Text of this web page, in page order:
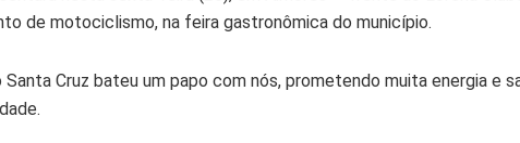
de motociclismo, na feira gastronômica do município.
Cruz bateu um papo com nós, prometendo muita energia e